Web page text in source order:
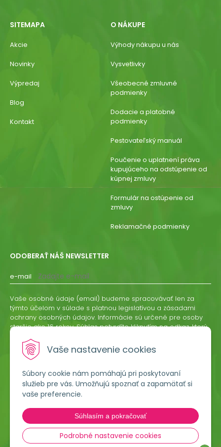
Vaše nastavenie cookies
Súbory cookie nám pomáhajú pri poskytovaní
služieb pre vás. Umožňujú spoznať a zapamätať si
vaše preferencie.
Súhlasím a pokračovať
Podrobné nastavenie cookies
Lumigreen, s.r.o.
Hradská 535
966 54 Tekovské Nemce
SITEMAPA
Akcie
Novinky
Výpredaj
Blog
Kontakt
O NÁKUPE
Výhody nákupu u nás
Vysvetlivky
Všeobecné zmluvné
podmienky
Dodacie a platobné
podmienky
Pestovateľský manuál
Poučenie o uplatnení práva
kupujúceho na odstúpenie od
kúpnej zmluvy
Formulár na ostúpenie od
zmluvy
Reklamačné podmienky
ODOBERAŤ NÁŠ NEWSLETTER
e-mail
ODOBERAŤ
Vaše osobné údaje (email) budeme spracovávať len za
týmto účelom v súlade s platnou legislatívou a zásadami
ochrany osobných údajov. Informácie sú určené pre osoby
staršie ako 16 rokov. Súhlas potvrdíte kliknutím na odkaz, ktorý
odvolať písomne, emailom alebo kliknutím na odkaz z
ktoréhokoľvek informačného emailu.